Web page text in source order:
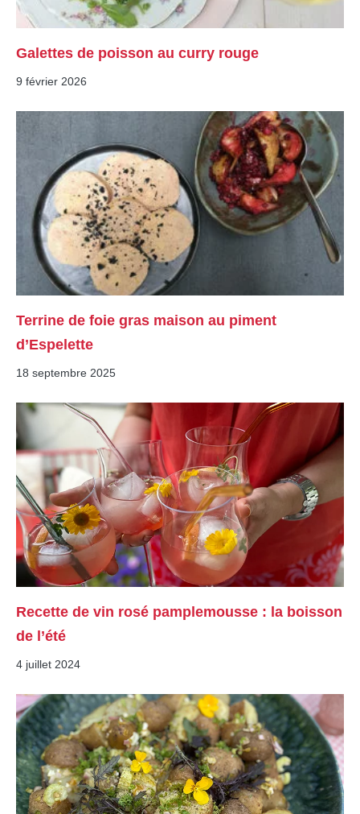
Galettes de poisson au curry rouge
9 février 2026
Terrine de foie gras maison au piment
d’Espelette
18 septembre 2025
Recette de vin rosé pamplemousse : la boisson
de l’été
4 juillet 2024